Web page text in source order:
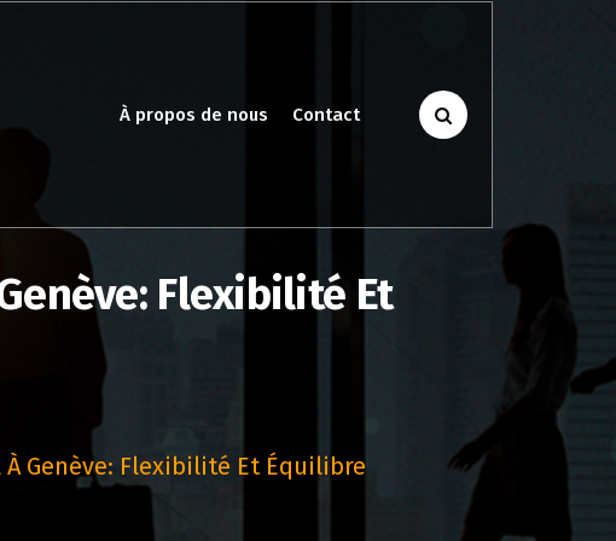
À propos de nous Contact
Flexibilité Et
Genève: Flexibilité Et Équilibre